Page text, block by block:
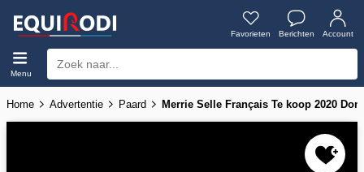
Favorieten Berichten Account
Menu
Home Advertentie Paard Merrie Selle Français Te koop 2020